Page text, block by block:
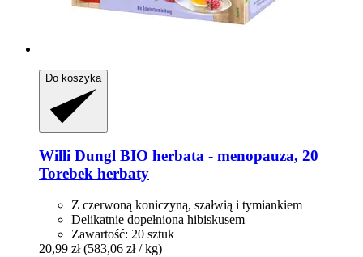
Do koszyka
Willi Dungl BIO herbata -​ menopauza, 20
Torebek herbaty
Z czerwoną koniczyną, szałwią i tymiankiem
Delikatnie dopełniona hibiskusem
Zawartość: 20 sztuk
20,99 zł (583,06 zł / kg)